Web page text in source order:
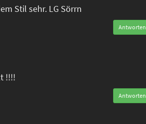
Stil sehr. LG Sörrn
Antworten
!!!!
Antworten